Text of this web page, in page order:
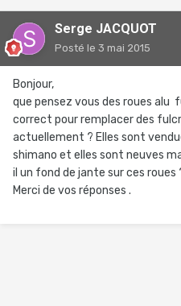
Serge JACQUOT
Posté le 3 mai 2015
Bonjour,
que pensez vous des roues
correct pour remplacer des
actuellement ? Elles sont
shimano et elles sont neuves
il un fond de jante sur ces roues
Merci de vos réponses .